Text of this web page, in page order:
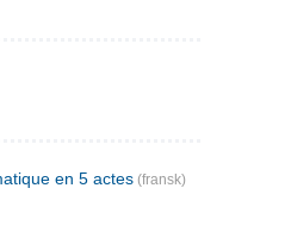
en 5 actes (fransk)